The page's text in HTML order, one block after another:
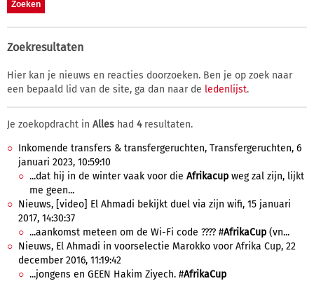
Zoekresultaten
Hier kan je nieuws en reacties doorzoeken. Ben je op zoek naar
een bepaald lid van de site, ga dan naar de ledenlijst.
Je zoekopdracht in Alles had 4resultaten.
Inkomende transfers & transfergeruchten, Transfergeruchten, 6
januari 2023, 10:59:10
...dat hij in de winter vaak voor die Afrikacup weg zal zijn, lijkt
me geen...
Nieuws, [video] El Ahmadi bekijkt duel via zijn wifi, 15 januari
2017, 14:30:37
...aankomst meteen om de Wi-Fi code ???? #AfrikaCup (vn...
Nieuws, El Ahmadi in voorselectie Marokko voor Afrika Cup, 22
december 2016, 11:19:42
...jongens en GEEN Hakim Ziyech. #AfrikaCup